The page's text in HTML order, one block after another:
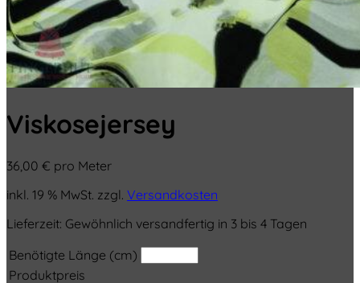
Viskosejersey
36,00 € pro Meter
inkl. 19 % MwSt. zzgl. Versandkosten
Lieferzeit: Gewöhnlich versandfertig in 3 bis 4 Tagen
Benötigte Länge (cm)
Produktpreis